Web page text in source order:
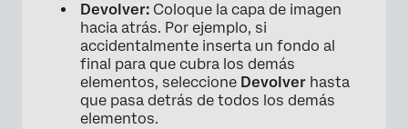
×
Devolver: Coloque la capa de imagen
hacia atrás. Por ejemplo, si
accidentalmente inserta un fondo al
final para que cubra los demás
elementos, seleccione Devolver hasta
que pasa detrás de todos los demás
elementos.